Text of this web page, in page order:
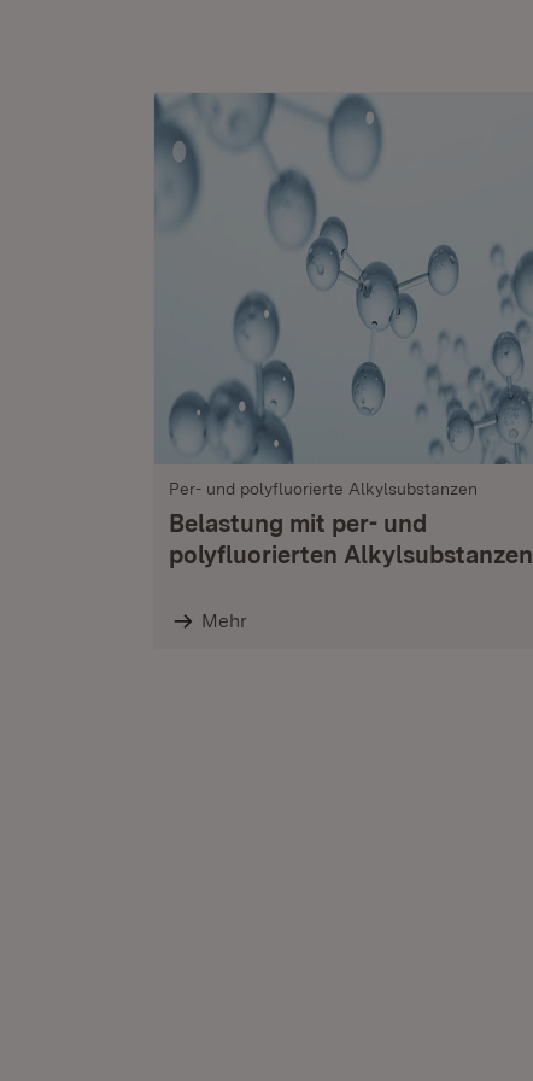
Per- und polyfluorierte Alkylsubstanzen
Belastung mit per- und
polyfluorierten Alkyl­substanzen
Mehr